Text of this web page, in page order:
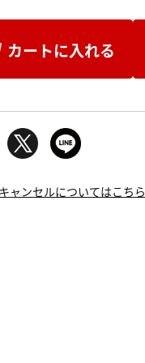
カートに入れる
ャンセルについてはこちら